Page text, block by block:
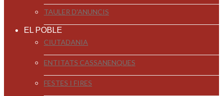
TAULER D'ANUNCIS
EL POBLE
CIUTADANIA
ENTITATS CASSANENQUES
FESTES I FIRES